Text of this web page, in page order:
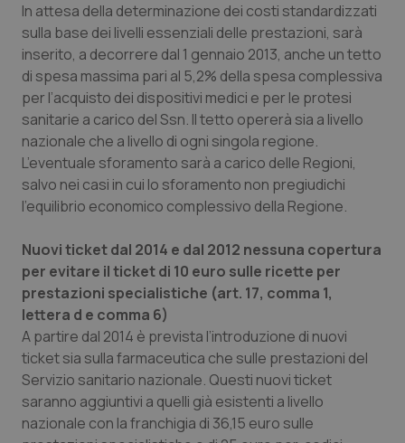
Vaccini
In attesa della determinazione dei costi standardizzati
sulla base dei livelli essenziali delle prestazioni, sarà
inserito, a decorrere dal 1 gennaio 2013, anche un tetto
di spesa massima pari al 5,2% della spesa complessiva
per l’acquisto dei dispositivi medici e per le protesi
sanitarie a carico del Ssn. Il tetto opererà sia a livello
nazionale che a livello di ogni singola regione.
L’eventuale sforamento sarà a carico delle Regioni,
salvo nei casi in cui lo sforamento non pregiudichi
l’equilibrio economico complessivo della Regione.
Nuovi ticket dal 2014 e dal 2012 nessuna copertura
per evitare il ticket di 10 euro sulle ricette per
prestazioni specialistiche (art. 17, comma 1,
lettera d e comma 6)
A partire dal 2014 è prevista l’introduzione di nuovi
ticket sia sulla farmaceutica che sulle prestazioni del
Servizio sanitario nazionale. Questi nuovi ticket
saranno aggiuntivi a quelli già esistenti a livello
nazionale con la franchigia di 36,15 euro sulle